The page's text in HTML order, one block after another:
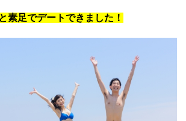
素足でデートできました！